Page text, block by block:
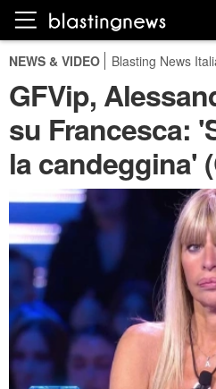
NEWS & VIDEO Blasting News
GFVip,
su Francesca:
la candeggina'